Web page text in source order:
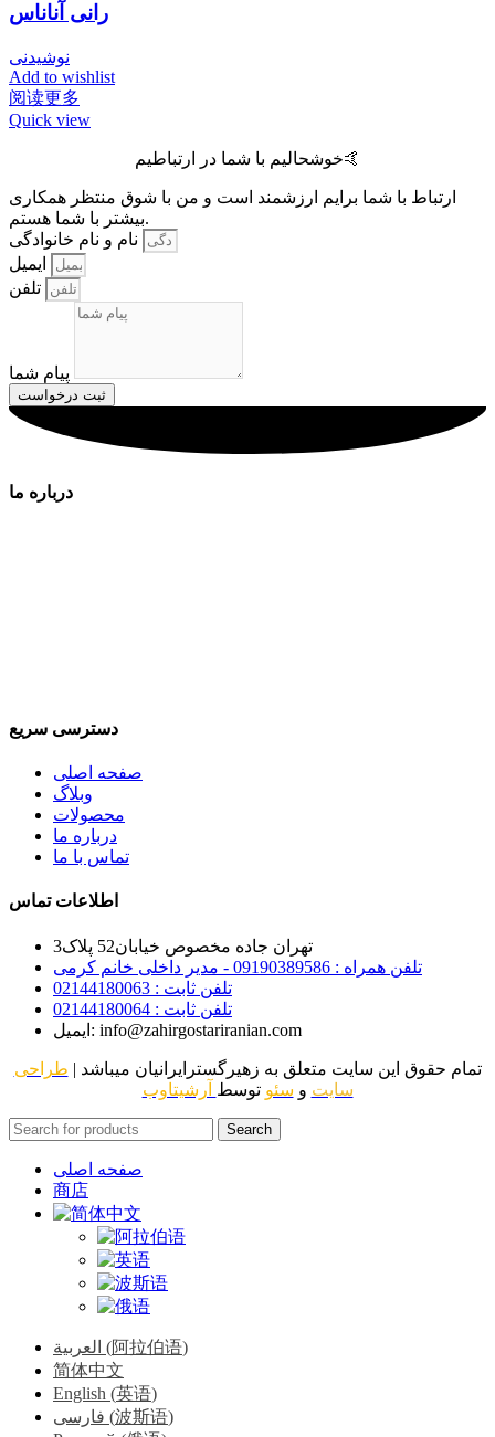
رانی آناناس
نوشیدنی
Add to wishlist
阅读更多
Quick view
خوشحالیم با شما در ارتباطیم🤙
ارتباط با شما برایم ارزشمند است و من با شوق منتظر همکاری
بیشتر با شما هستم.
ثبت درخواست
درباره ما
دسترسی سریع
صفحه اصلی
وبلاگ
محصولات
درباره ما
تماس با ما
اطلاعات تماس
تهران جاده مخصوص خیابان52 پلاک3
تلفن همراه : 09190389586 - مدیر داخلی خانم کرمی
تلفن ثابت : 02144180063
تلفن ثابت : 02144180064
ایمیل: info@zahirgostariranian.com
تمام حقوق این سایت متعلق به زهیرگسترایرانیان میباشد | طراحی
سایت و سئو توسط آرشیتاوب
Search
صفحه اصلی
商店
العربية (阿拉伯语)
简体中文
English (英语)
فارسی (波斯语)